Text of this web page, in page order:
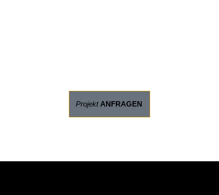
Projekt ANFRAGEN